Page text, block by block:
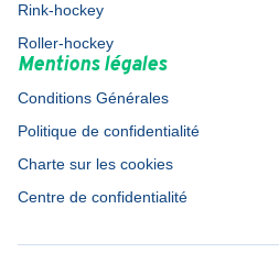
Rink-hockey
Roller-hockey
Mentions légales
Conditions Générales
Politique de confidentialité
Charte sur les cookies
Centre de confidentialité